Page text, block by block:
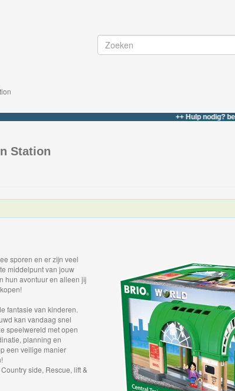
++ Hulp nodig? bel of
Station
sporen en er zijn veel
middelpunt van jouw
hun avontuur en alleen jij
fantasie van kinderen.
kan vandaag snel
speelwereld met open
planning en
een veilige manier
side, Rescue, lift &